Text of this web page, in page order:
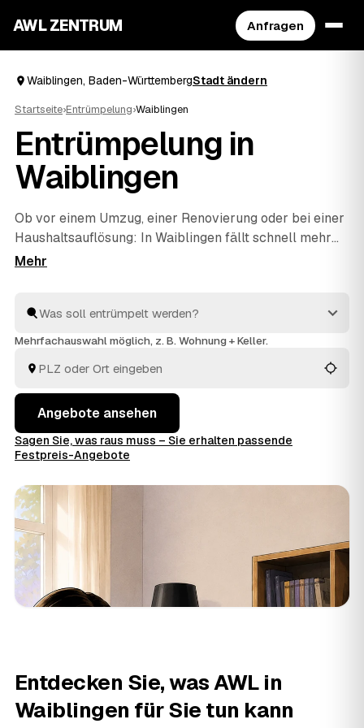
AWL ZENTRUM Anfragen
Waiblingen, Baden-WürttembergStadt ändern
Startseite›Entrümpelung›Waiblingen
Entrümpelung in
Waiblingen
Ob vor einem Umzug, einer Renovierung oder bei einer
Haushaltsauflösung: In Waiblingen fällt schnell mehr
Hausrat an, als man allein wegbekommt. Über AWL
Angebote von geprüften Betrieben rund um Waiblingen
bisFellbachundWeinstadt . So finden Sie ohne langes
im Voraus raten.
Mehrfachauswahl möglich, z. B. Wohnung + Keller.
Angebote ansehen
Sagen Sie, was raus muss – Sie erhalten passende
Festpreis-Angebote
Entdecken Sie, was AWL in
Waiblingen für Sie tun kann